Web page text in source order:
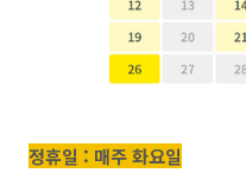
정휴일 : 매주 화요일